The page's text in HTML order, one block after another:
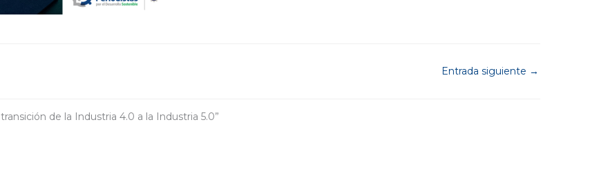
Entrada siguiente →
de la Industria 4.0 a la Industria 5.0”